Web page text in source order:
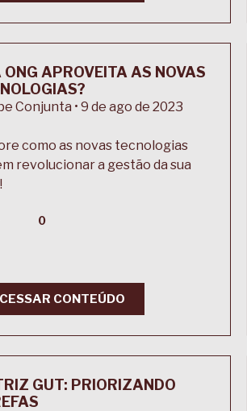
ONG APROVEITA AS NOVAS
Conjunta • 9 de ago de 2023
como as novas tecnologias
revolucionar a gestão da sua
0
CONTEÚDO
GUT: PRIORIZANDO